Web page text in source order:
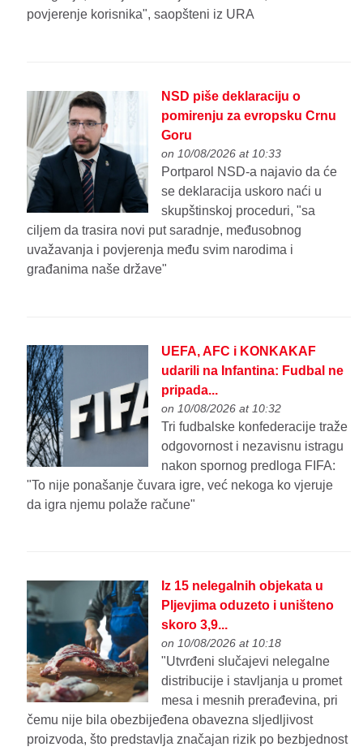
povjerenje korisnika", saopšteni iz URA
NSD piše deklaraciju o
pomirenju za evropsku Crnu
Goru
on 10/08/2026 at 10:33
Portparol NSD-a najavio da će
se deklaracija uskoro naći u
skupštinskoj proceduri, "sa
ciljem da trasira novi put saradnje, međusobnog
uvažavanja i povjerenja među svim narodima i
građanima naše države"
UEFA, AFC i KONKAKAF
udarili na Infantina: Fudbal ne
pripada...
on 10/08/2026 at 10:32
Tri fudbalske konfederacije traže
odgovornost i nezavisnu istragu
nakon spornog predloga FIFA:
"To nije ponašanje čuvara igre, već nekoga ko vjeruje
da igra njemu polaže račune"
Iz 15 nelegalnih objekata u
Pljevjima oduzeto i uništeno
skoro 3,9...
on 10/08/2026 at 10:18
"Utvrđeni slučajevi nelegalne
distribucije i stavljanja u promet
mesa i mesnih prerađevina, pri
čemu nije bila obezbijeđena obavezna sljedljivost
proizvoda, što predstavlja značajan rizik po bezbjednost